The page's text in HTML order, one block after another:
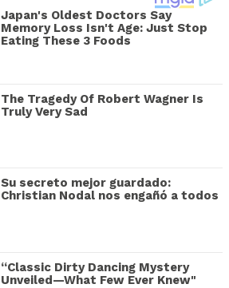
Japan's Oldest Doctors Say
Memory Loss Isn't Age: Just Stop
Eating These 3 Foods
The Tragedy Of Robert Wagner Is
Truly Very Sad
Su secreto mejor guardado:
Christian Nodal nos engañó a todos
“Classic Dirty Dancing Mystery
Unveiled—What Few Ever Knew"